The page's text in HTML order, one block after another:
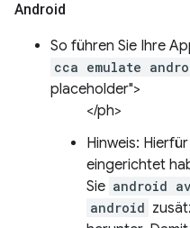
Android
So führen Sie Ihre
cca emulate
placeholder">
</ph>
Hinweis:
eingerichtet
Sie android
android